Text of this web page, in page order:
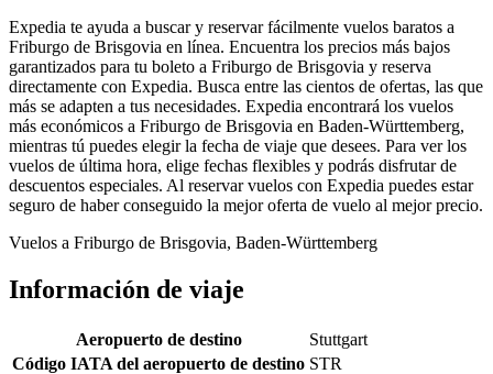
Expedia te ayuda a buscar y reservar fácilmente vuelos baratos a
Friburgo de Brisgovia en línea. Encuentra los precios más bajos
garantizados para tu boleto a Friburgo de Brisgovia y reserva
directamente con Expedia. Busca entre las cientos de ofertas, las que
más se adapten a tus necesidades. Expedia encontrará los vuelos
más económicos a Friburgo de Brisgovia en Baden-Württemberg,
mientras tú puedes elegir la fecha de viaje que desees. Para ver los
vuelos de última hora, elige fechas flexibles y podrás disfrutar de
descuentos especiales. Al reservar vuelos con Expedia puedes estar
seguro de haber conseguido la mejor oferta de vuelo al mejor precio.
Vuelos a Friburgo de Brisgovia, Baden-Württemberg
Información de viaje
Aeropuerto de destino
Stuttgart
Código IATA del aeropuerto de destino STR